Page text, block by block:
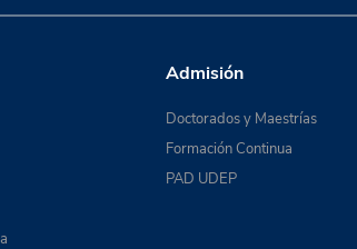
Admisión
Doctorados y Maestrías
Formación Continua
PAD UDEP